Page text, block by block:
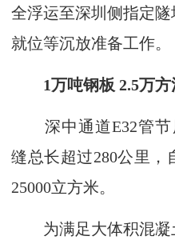
全浮运至深圳侧指定
就位等沉放准备工作。
1万吨钢板 2.5万
深中通道E32管节
缝总长超过280公里，
25000立方米。
为满足大体积混凝